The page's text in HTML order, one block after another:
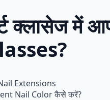
क्लासेज में
Extensions
Nail Color कैसे करें?